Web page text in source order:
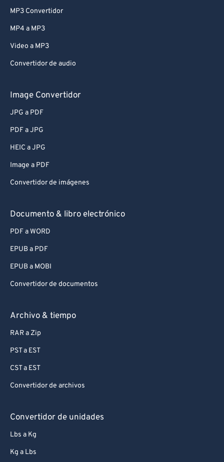
MP3 Convertidor
MP4 a MP3
Video a MP3
Convertidor de audio
Image Convertidor
JPG a PDF
PDF a JPG
HEIC a JPG
Image a PDF
Convertidor de imágenes
Documento & libro electrónico
PDF a WORD
EPUB a PDF
EPUB a MOBI
Convertidor de documentos
Archivo & tiempo
RAR a Zip
PST a EST
CST a EST
Convertidor de archivos
Convertidor de unidades
Lbs a Kg
Kg a Lbs